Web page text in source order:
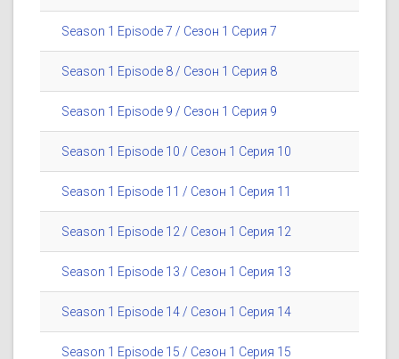
Season 1 Episode 7 / Сезон 1 Серия 7
Season 1 Episode 8 / Сезон 1 Серия 8
Season 1 Episode 9 / Сезон 1 Серия 9
Season 1 Episode 10 / Сезон 1 Серия 10
Season 1 Episode 11 / Сезон 1 Серия 11
Season 1 Episode 12 / Сезон 1 Серия 12
Season 1 Episode 13 / Сезон 1 Серия 13
Season 1 Episode 14 / Сезон 1 Серия 14
Season 1 Episode 15 / Сезон 1 Серия 15